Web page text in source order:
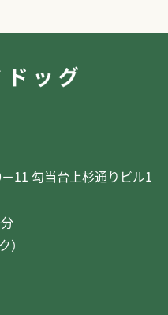
11 勾当台上杉通りビル1
）